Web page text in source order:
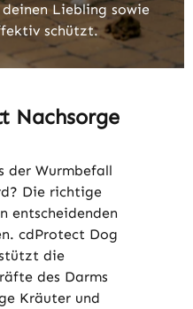
Liebling sowie
schützt.
Nachsorge
der Wurmbefall
Die richtige
entscheidenden
cdProtect Dog
die
des Darms
Kräuter und